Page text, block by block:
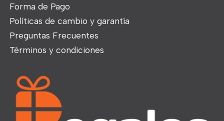
Forma de Pago
Políticas de cambio y garantía
Preguntas Frecuentes
Términos y condiciones